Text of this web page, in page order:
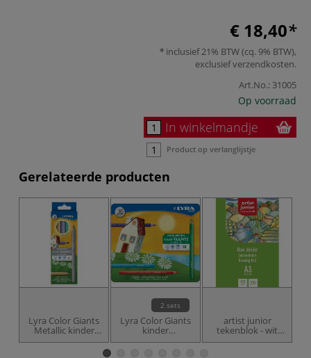
€ 18,40
inclusief 21% BTW (cq. 9% BTW),
exclusiefverzendkosten.
Art.No.: 31005
Op voorraad
In winkelmandje
Product op verlanglijstje
Gerelateerde producten
Lyra Color Giants
Metallic kinder
kleurpotloden
2 sets
Lyra Color Giants
kinder
kleurpotloden
artist junior
tekenblok - wit
papier